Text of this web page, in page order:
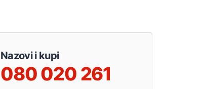
Nazovi i kupi
080 020 261